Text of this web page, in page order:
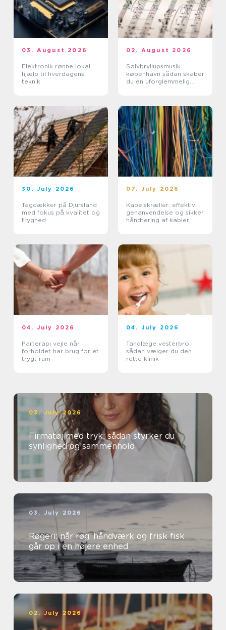
03. August 2026
Elektronik rønne lokal
hjælp til hverdagens
teknik
02. August 2026
Sølvbryllupsmusik
københavn sådan skaber
du en uforglemmelig
30. July 2026
Tagdækker på Djursland
med fokus på kvalitet og
tryghed
07. July 2026
Kabelskræller: effektiv
genanvendelse og sikker
håndtering af kabler
04. July 2026
Parterapi vejle når
forholdet har brug for et
trygt rum
04. July 2026
Tandlæge vesterbro
sådan vælger du den
rette klinik
03. July 2026
Firmatøj med tryk: sådan styrker du
synlighed og sammenhold
03. July 2026
Røgeri: når røg, håndværk og frisk fisk
går op i en højere enhed
02. July 2026